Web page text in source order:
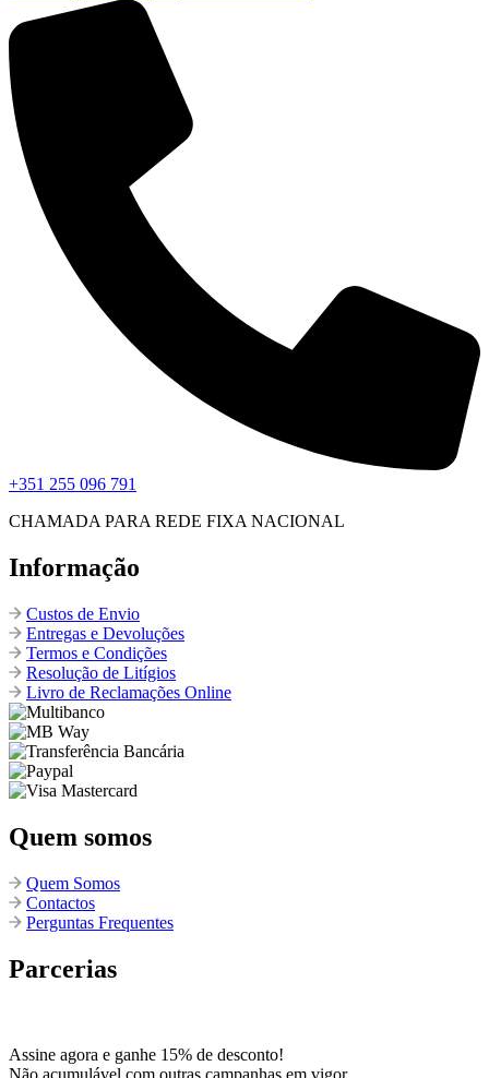
+351 255 096 791
CHAMADA PARA REDE FIXA NACIONAL
Informação
Custos de Envio
Entregas e Devoluções
Termos e Condições
Resolução de Litígios
Livro de Reclamações Online
Quem somos
Quem Somos
Contactos
Perguntas Frequentes
Parcerias
Assine agora e ganhe 15% de desconto!
Não acumulável com outras campanhas em vigor